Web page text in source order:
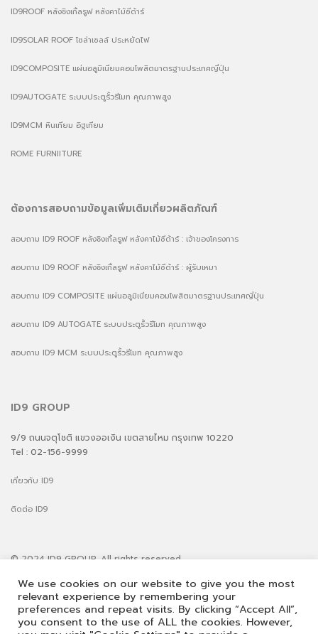
ID9ROOF หลังชิงเกิ้ลรูฟ หลังคาไม้ซีด้าร์
ID9SOLAR ROOF โซล่าเซลล์ ประหยัดไฟ
ID9COMPOSITE แผ่นอลูมิเนียมคอมโพสิตมาตรฐานประเทศญี่ปุ่น
ID9AUTOGATE ระบบประตูรั้วรีโมท คุณภาพสูง
ID9MCM หินเทียม อิฐเทียม
ROME FURNIITURE
ต้องการสอบถามข้อมูลเพิ่มเติมเกี่ยวผลิตภัณฑ์
สอบถาม ID9 ROOF หลังชิงเกิ้ลรูฟ หลังคาไม้ซีด้าร์ : เจ้าของโครงการ
สอบถาม ID9 ROOF หลังชิงเกิ้ลรูฟ หลังคาไม้ซีด้าร์ : ผู้รับเหมา
สอบถาม ID9 COMPOSITE แผ่นอลูมิเนียมคอมโพสิตมาตรฐานประเทศญี่ปุ่น
สอบถาม ID9 AUTOGATE ระบบประตูรั้วรีโมท คุณภาพสูง
สอบถาม ID9 MCM ระบบประตูรั้วรีโมท คุณภาพสูง
ID9 GROUP
9/9 ถนนจตุโชติ แขวงออเงิน เขตสายไหม กรุงเทพ 10220
Tel : 02-156-9999
เกี่ยวกับ ID9
ติดต่อ ID9
© 2024 ID9 GROUP. All rights reserved
| ID9 SOLAR ROOF
| ID9 COMPOSITE
| ID9 AUTOGATE
| ID9 MCM
We use cookies on our website to give you the most
relevant experience by remembering your
preferences and repeat visits. By clicking “Accept All”,
you consent to the use of ALL the cookies. However,